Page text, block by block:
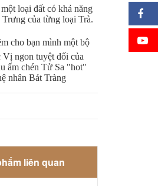
loại đất có khả năng
của từng loại Trà.
cho bạn mình một bộ
Vị ngon tuyệt đối của
ấm chén Tử Sa "hot"
nhân Bát Tràng
liên quan